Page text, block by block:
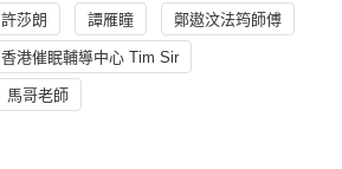
許莎朗 譚雁瞳 鄭遨汶法筠師傅
香港催眠輔導中心 Tim Sir
馬哥老師